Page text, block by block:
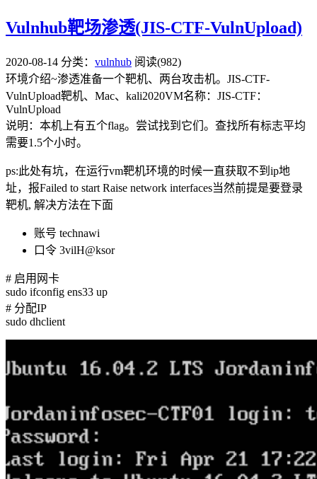
Vulnhub靶场渗透(JIS-CTF-VulnUpload)
2020-08-14 分类： vulnhub 阅读(982)
环境介绍~渗透准备一个靶机、两台攻击机。JIS-CTF-
VulnUpload靶机、Mac、kali2020VM名称：JIS-CTF：
VulnUpload
说明：本机上有五个flag。尝试找到它们。查找所有标志平均
需要1.5个小时。
ps:此处有坑，在运行vm靶机环境的时候一直获取不到ip地
址，报Failed to start Raise network interfaces当然前提是要登录
靶机, 解决方法在下面
账号 technawi
口令 3vilH@ksor
# 启用网卡
sudo ifconfig ens33 up
# 分配IP
sudo dhclient